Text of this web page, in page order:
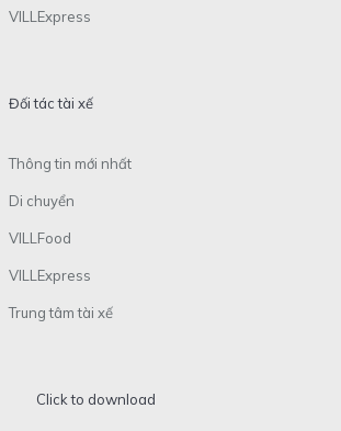
VILLExpress
Đối tác tài xế
Thông tin mới nhất
Di chuyển
VILLFood
VILLExpress
Trung tâm tài xế
Click to download